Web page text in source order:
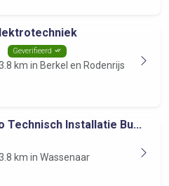
Geverifieerd
km in Berkel en Rodenrijs
Technisch Installatie Bu...
km in Wassenaar